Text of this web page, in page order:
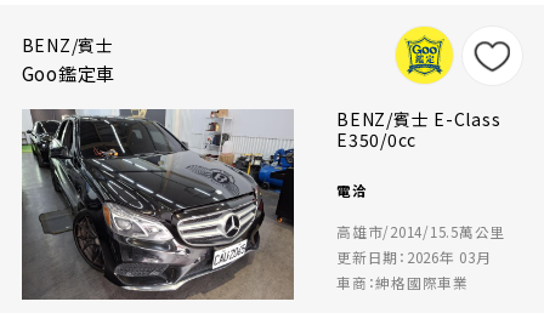
BENZ/賓士
Goo鑑定車
BENZ/賓士 E-Class
E350/0cc
電洽
高雄市/2014/15.5萬公里
更新日期：2026年 03月
車商：紳格國際車業